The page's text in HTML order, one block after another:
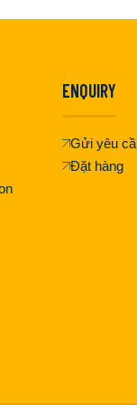
ENQUIRY
Gửi yêu
Đặt hàng